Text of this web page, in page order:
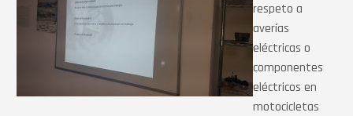
respeto a
averías
eléctricas o
componentes
eléctricos en
motocicletas